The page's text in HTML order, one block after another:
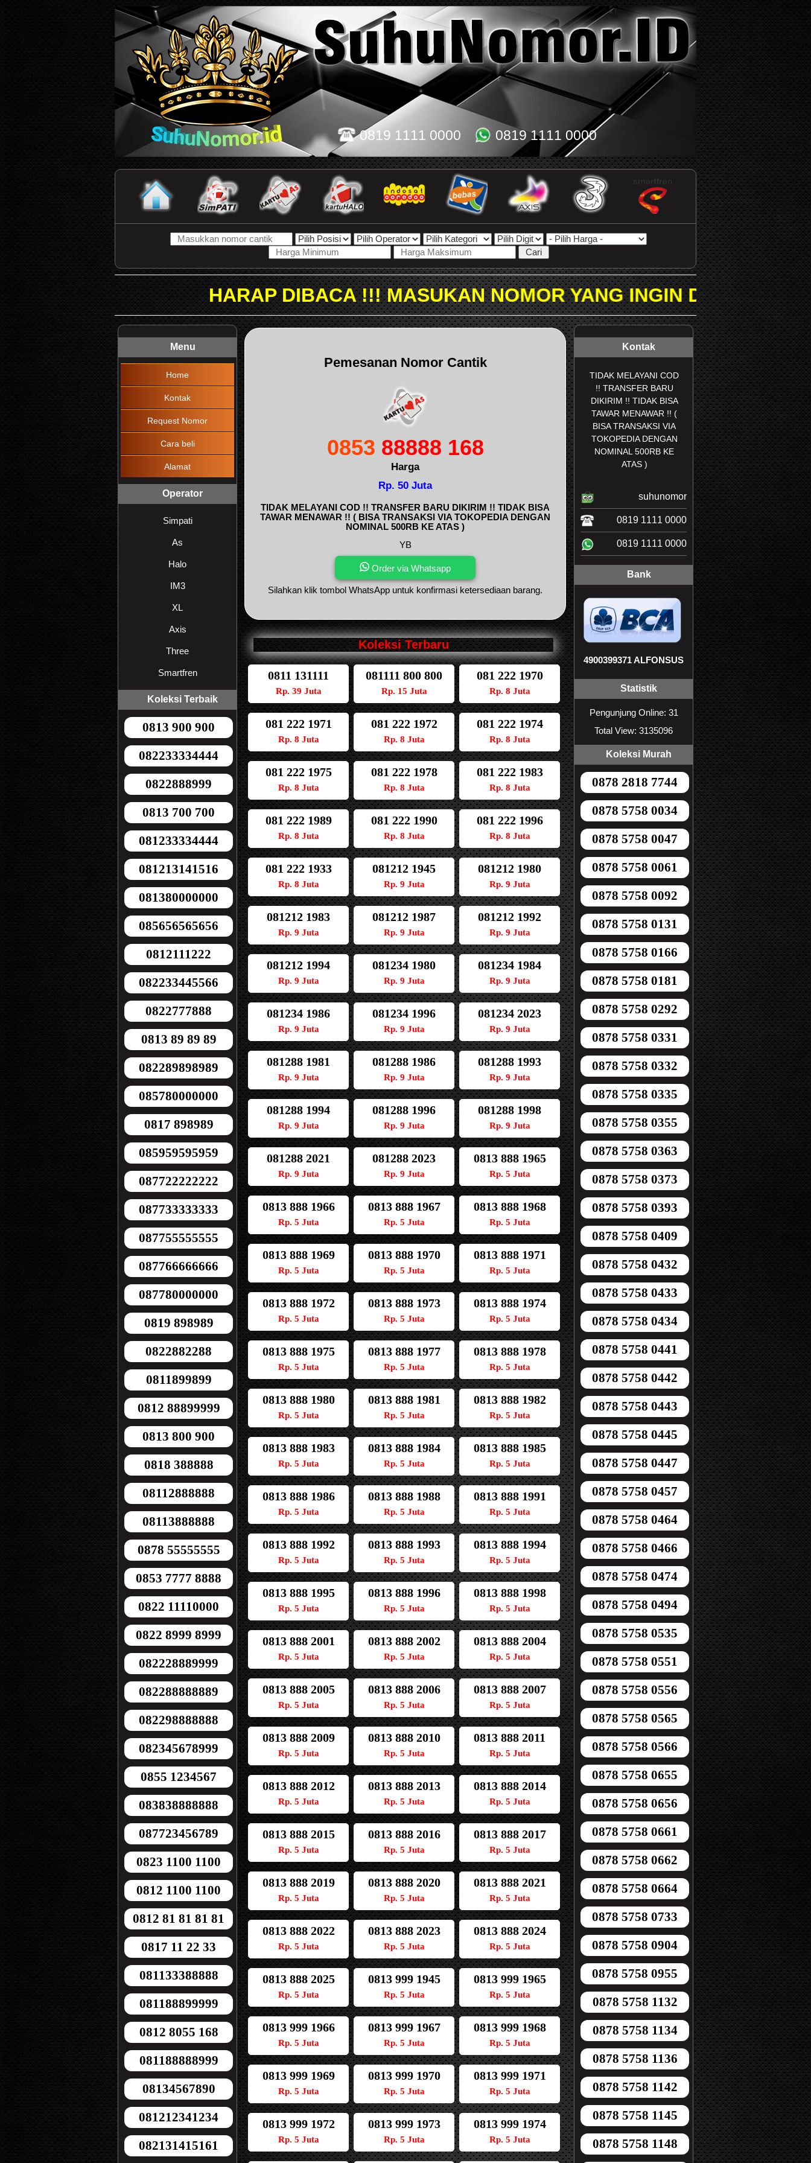
0819 1111 0000 0819 1111 0000
HARAP DIBACA !!! MASUKAN NOMOR YANG INGIN DICARI PADA KOLOM
Menu
Home
Kontak
Request Nomor
Cara beli
Alamat
Operator
Simpati
As
Halo
IM3
XL
Axis
Three
Smartfren
Koleksi Terbaik
0813 900 900
082233334444
0822888999
0813 700 700
081233334444
081213141516
081380000000
085656565656
0812111222
082233445566
0822777888
0813 89 89 89
082289898989
085780000000
0817 898989
085959595959
087722222222
087733333333
087755555555
087766666666
087780000000
0819 898989
0822882288
0811899899
0812 88899999
0813 800 900
0818 388888
08112888888
08113888888
0878 55555555
0853 7777 8888
0822 11110000
0822 8999 8999
082228889999
082288888889
082298888888
082345678999
0855 1234567
083838888888
087723456789
0823 1100 1100
0812 1100 1100
0812 81 81 81 81
0817 11 22 33
081133388888
081188899999
0812 8055 168
081188888999
08134567890
081212341234
082131415161
Pemesanan Nomor Cantik
0853 88888 168
Harga
Rp. 50 Juta
TIDAK MELAYANI COD !! TRANSFER BARU DIKIRIM !! TIDAK BISA
TAWAR MENAWAR !! ( BISA TRANSAKSI VIA TOKOPEDIA DENGAN
NOMINAL 500RB KE ATAS )
YB
Order via Whatsapp
Silahkan klik tombol WhatsApp untuk konfirmasi ketersediaan barang.
Koleksi Terbaru
0811 131111
Rp. 39 Juta
081111 800 800
Rp. 15 Juta
081 222 1970
Rp. 8 Juta
081 222 1971
Rp. 8 Juta
081 222 1972
Rp. 8 Juta
081 222 1974
Rp. 8 Juta
081 222 1975
Rp. 8 Juta
081 222 1978
Rp. 8 Juta
081 222 1983
Rp. 8 Juta
081 222 1989
Rp. 8 Juta
081 222 1990
Rp. 8 Juta
081 222 1996
Rp. 8 Juta
081 222 1933
Rp. 8 Juta
081212 1945
Rp. 9 Juta
081212 1980
Rp. 9 Juta
081212 1983
Rp. 9 Juta
081212 1987
Rp. 9 Juta
081212 1992
Rp. 9 Juta
081212 1994
Rp. 9 Juta
081234 1980
Rp. 9 Juta
081234 1984
Rp. 9 Juta
081234 1986
Rp. 9 Juta
081234 1996
Rp. 9 Juta
081234 2023
Rp. 9 Juta
081288 1981
Rp. 9 Juta
081288 1986
Rp. 9 Juta
081288 1993
Rp. 9 Juta
081288 1994
Rp. 9 Juta
081288 1996
Rp. 9 Juta
081288 1998
Rp. 9 Juta
081288 2021
Rp. 9 Juta
081288 2023
Rp. 9 Juta
0813 888 1965
Rp. 5 Juta
0813 888 1966
Rp. 5 Juta
0813 888 1967
Rp. 5 Juta
0813 888 1968
Rp. 5 Juta
0813 888 1969
Rp. 5 Juta
0813 888 1970
Rp. 5 Juta
0813 888 1971
Rp. 5 Juta
0813 888 1972
Rp. 5 Juta
0813 888 1973
Rp. 5 Juta
0813 888 1974
Rp. 5 Juta
0813 888 1975
Rp. 5 Juta
0813 888 1977
Rp. 5 Juta
0813 888 1978
Rp. 5 Juta
0813 888 1980
Rp. 5 Juta
0813 888 1981
Rp. 5 Juta
0813 888 1982
Rp. 5 Juta
0813 888 1983
Rp. 5 Juta
0813 888 1984
Rp. 5 Juta
0813 888 1985
Rp. 5 Juta
0813 888 1986
Rp. 5 Juta
0813 888 1988
Rp. 5 Juta
0813 888 1991
Rp. 5 Juta
0813 888 1992
Rp. 5 Juta
0813 888 1993
Rp. 5 Juta
0813 888 1994
Rp. 5 Juta
0813 888 1995
Rp. 5 Juta
0813 888 1996
Rp. 5 Juta
0813 888 1998
Rp. 5 Juta
0813 888 2001
Rp. 5 Juta
0813 888 2002
Rp. 5 Juta
0813 888 2004
Rp. 5 Juta
0813 888 2005
Rp. 5 Juta
0813 888 2006
Rp. 5 Juta
0813 888 2007
Rp. 5 Juta
0813 888 2009
Rp. 5 Juta
0813 888 2010
Rp. 5 Juta
0813 888 2011
Rp. 5 Juta
0813 888 2012
Rp. 5 Juta
0813 888 2013
Rp. 5 Juta
0813 888 2014
Rp. 5 Juta
0813 888 2015
Rp. 5 Juta
0813 888 2016
Rp. 5 Juta
0813 888 2017
Rp. 5 Juta
0813 888 2019
Rp. 5 Juta
0813 888 2020
Rp. 5 Juta
0813 888 2021
Rp. 5 Juta
0813 888 2022
Rp. 5 Juta
0813 888 2023
Rp. 5 Juta
0813 888 2024
Rp. 5 Juta
0813 888 2025
Rp. 5 Juta
0813 999 1945
Rp. 5 Juta
0813 999 1965
Rp. 5 Juta
0813 999 1966
Rp. 5 Juta
0813 999 1967
Rp. 5 Juta
0813 999 1968
Rp. 5 Juta
0813 999 1969
Rp. 5 Juta
0813 999 1970
Rp. 5 Juta
0813 999 1971
Rp. 5 Juta
0813 999 1972
Rp. 5 Juta
0813 999 1973
Rp. 5 Juta
0813 999 1974
Rp. 5 Juta
Kontak
TIDAK MELAYANI COD
!! TRANSFER BARU
DIKIRIM !! TIDAK BISA
TAWAR MENAWAR !! (
BISA TRANSAKSI VIA
TOKOPEDIA DENGAN
NOMINAL 500RB KE
ATAS )
suhunomor
0819 1111 0000
0819 1111 0000
Bank
4900399371 ALFONSUS
Statistik
Pengunjung Online: 31
Total View: 3135096
Koleksi Murah
0878 2818 7744
0878 5758 0034
0878 5758 0047
0878 5758 0061
0878 5758 0092
0878 5758 0131
0878 5758 0166
0878 5758 0181
0878 5758 0292
0878 5758 0331
0878 5758 0332
0878 5758 0335
0878 5758 0355
0878 5758 0363
0878 5758 0373
0878 5758 0393
0878 5758 0409
0878 5758 0432
0878 5758 0433
0878 5758 0434
0878 5758 0441
0878 5758 0442
0878 5758 0443
0878 5758 0445
0878 5758 0447
0878 5758 0457
0878 5758 0464
0878 5758 0466
0878 5758 0474
0878 5758 0494
0878 5758 0535
0878 5758 0551
0878 5758 0556
0878 5758 0565
0878 5758 0566
0878 5758 0655
0878 5758 0656
0878 5758 0661
0878 5758 0662
0878 5758 0664
0878 5758 0733
0878 5758 0904
0878 5758 0955
0878 5758 1132
0878 5758 1134
0878 5758 1136
0878 5758 1142
0878 5758 1145
0878 5758 1148